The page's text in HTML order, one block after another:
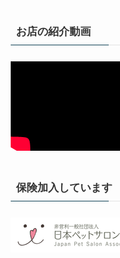
お店の紹介動画
保険加入しています